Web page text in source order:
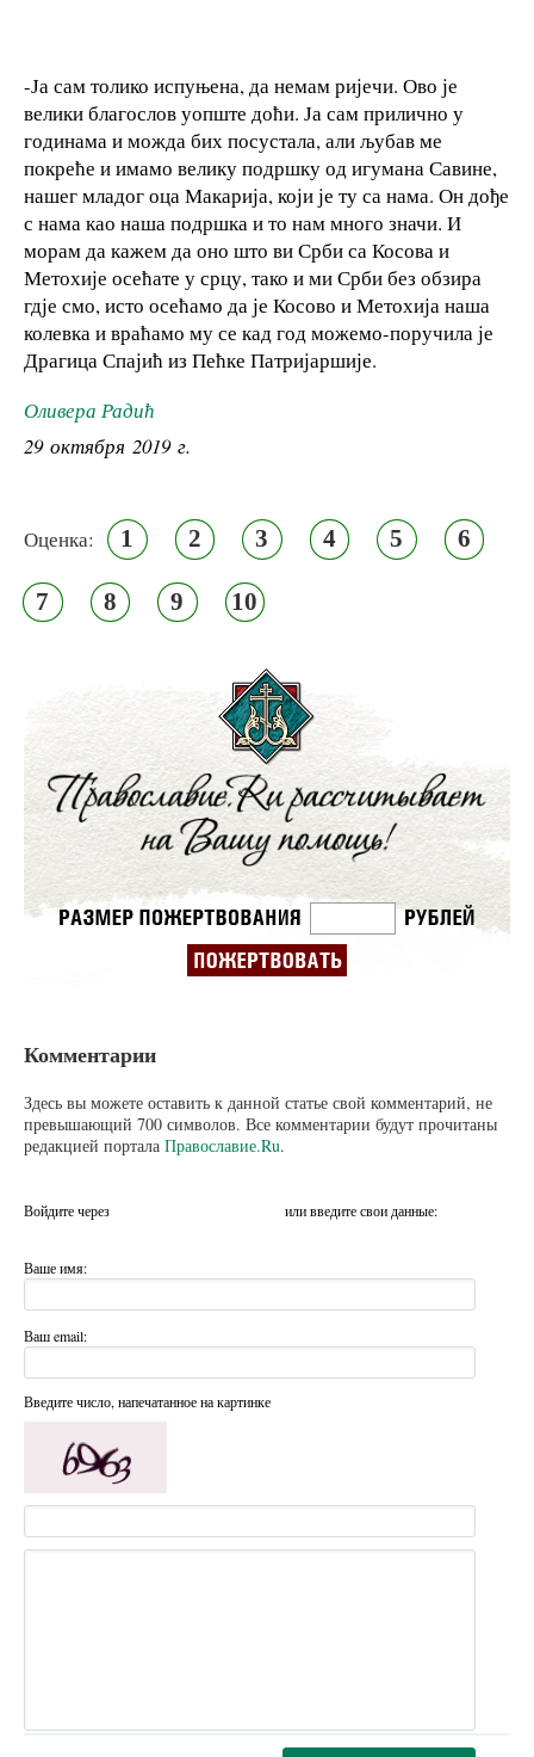
-Ја сам толико испуњена, да немам ријечи. Ово је
велики благослов уопште доћи. Ја сам прилично у
годинама и можда бих посустала, али љубав ме
покреће и имамо велику подршку од игумана Савине,
нашег младог оца Макарија, који је ту са нама. Он дође
с нама као наша подршка и то нам много значи. И
морам да кажем да оно што ви Срби са Косова и
Метохије осећате у срцу, тако и ми Срби без обзира
гдје смо, исто осећамо да је Косово и Метохија наша
колевка и враћамо му се кад год можемо-поручила је
Драгица Спајић из Пећке Патријаршије.
Оливера Радић
29 октября 2019 г.
Оценка: 1 2 3 4 5 6
7 8 9 10
Комментарии
Здесь вы можете оставить к данной статье свой комментарий, не
превышающий 700 символов. Все комментарии будут прочитаны
редакцией портала Православие.Ru.
Войдите через или введите свои данные:
Ваше имя:
Ваш email:
Введите число, напечатанное на картинке